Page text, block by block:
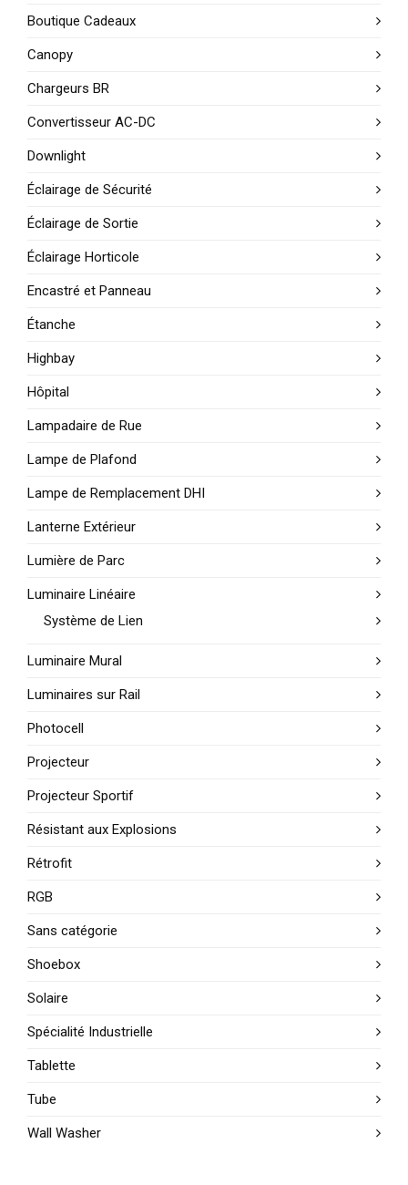
Boutique Cadeaux
Canopy
Chargeurs BR
Convertisseur AC-DC
Downlight
Éclairage de Sécurité
Éclairage de Sortie
Éclairage Horticole
Encastré et Panneau
Étanche
Highbay
Hôpital
Lampadaire de Rue
Lampe de Plafond
Lampe de Remplacement DHI
Lanterne Extérieur
Lumière de Parc
Luminaire Linéaire
Système de Lien
Luminaire Mural
Luminaires sur Rail
Photocell
Projecteur
Projecteur Sportif
Résistant aux Explosions
Rétrofit
RGB
Sans catégorie
Shoebox
Solaire
Spécialité Industrielle
Tablette
Tube
Wall Washer